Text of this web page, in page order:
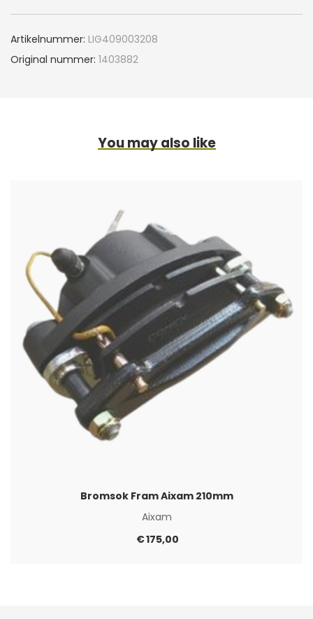
Artikelnummer: LIG409003208
Original nummer: 1403882
You may also like
Bromsok Fram Aixam 210mm
Aixam
€175,00